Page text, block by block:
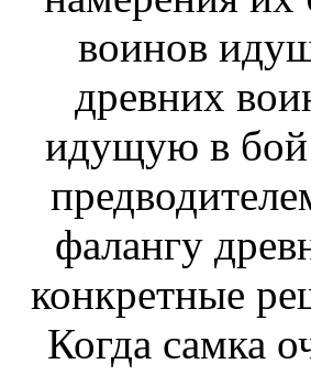
воинов
древних
идущую в бой
фалангу
конкретные
Когда самка